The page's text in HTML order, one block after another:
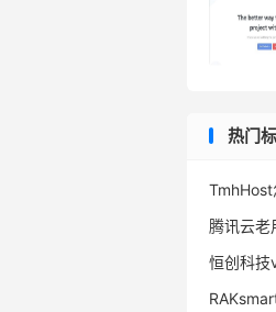
热门
TmhHost
恒创科技